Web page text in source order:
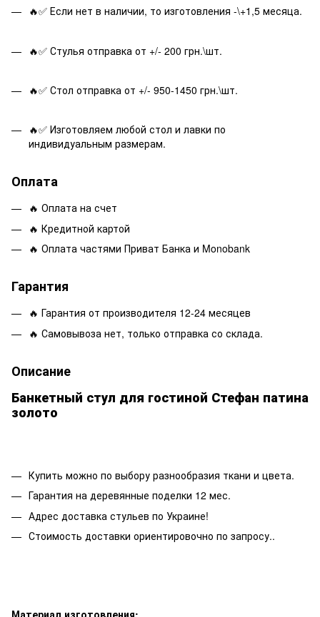
🔥✅ Если нет в наличии, то изготовления -\+1,5 месяца.
🔥✅ Стулья отправка от +/- 200 грн.\шт.
🔥✅ Стол отправка от +/- 950-1450 грн.\шт.
🔥✅ Изготовляем любой стол и лавки по
индивидуальным размерам.
Оплата
🔥 Оплата на счет
🔥 Кредитной картой
🔥 Оплата частями Приват Банка и Monobank
Гарантия
🔥 Гарантия от производителя 12-24 месяцев
🔥 Самовывоза нет, только отправка со склада.
Описание
Банкетный стул для гостиной Стефан патина
золото
Купить можно по выбору разнообразия ткани и цвета.
Гарантия на деревянные поделки 12 мес.
Адрес доставка стульев по Украине!
Стоимость доставки ориентировочно по запросу..
Материал изготовления: